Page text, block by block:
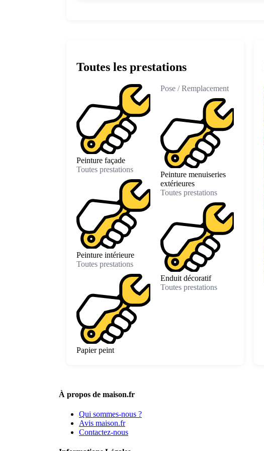
Toutes les prestations
Peinture façade
Toutes prestations
Peinture intérieure
Toutes prestations
Papier peint
Pose / Remplacement
Peinture menuiseries
extérieures
Toutes prestations
Enduit décoratif
Toutes prestations
À propos de maison.fr
Qui sommes-nous ?
Avis maison.fr
Contactez-nous